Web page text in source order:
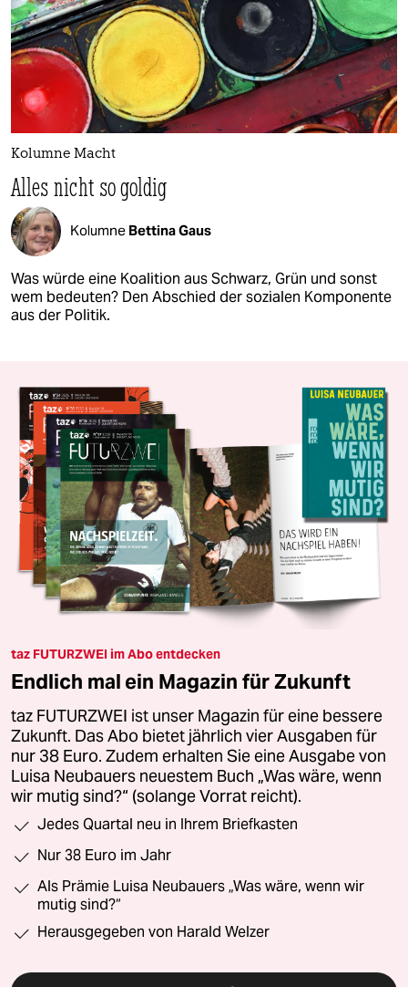
Kolumne Macht
Alles nicht so goldig
Kolumne Bettina Gaus
Was würde eine Koalition aus Schwarz, Grün und sonst
wem bedeuten? Den Abschied der sozialen Komponente
aus der Politik.
taz FUTURZWEI im Abo entdecken
Endlich mal ein Magazin für Zukunft
taz FUTURZWEI ist unser Magazin für eine bessere
Zukunft. Das Abo bietet jährlich vier Ausgaben für
nur 38 Euro. Zudem erhalten Sie eine Ausgabe von
Luisa Neubauers neuestem Buch „Was wäre, wenn
wir mutig sind?“ (solange Vorrat reicht).
Jedes Quartal neu in Ihrem Briefkasten
Nur 38 Euro im Jahr
Als Prämie Luisa Neubauers „Was wäre, wenn wir
mutig sind?“
Herausgegeben von Harald Welzer